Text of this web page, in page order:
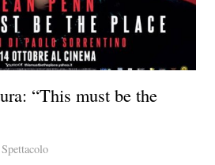
“This must be the
Spettacolo